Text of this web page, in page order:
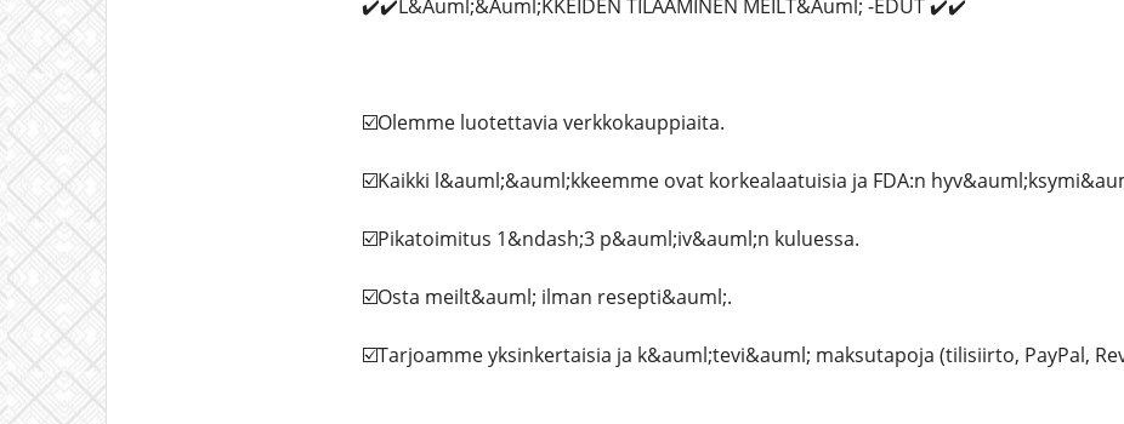
✔️✔️L&Auml;&Auml;KKEIDEN TILAAMINEN MEILT&Auml; -EDUT ✔️✔️
☑️Olemme luotettavia verkkokauppiaita.
☑️Kaikki l&auml;&auml;kkeemme ovat korkealaatuisia ja FDA:n
☑️Pikatoimitus 1&ndash;3 p&auml;iv&auml;n kuluessa.
☑️Osta meilt&auml; ilman resepti&auml;.
☑️Tarjoamme yksinkertaisia ​​ja k&auml;tevi&auml; maksutapoja (tilisiirto, PayPal,